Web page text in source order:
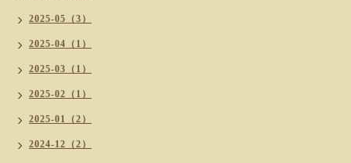
2025-05（3）
2025-04（1）
2025-03（1）
2025-02（1）
2025-01（2）
2024-12（2）